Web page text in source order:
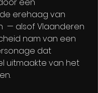
een
erehaag van
— alsof Vlaanderen
nam van een
dat
uitmaakte van het